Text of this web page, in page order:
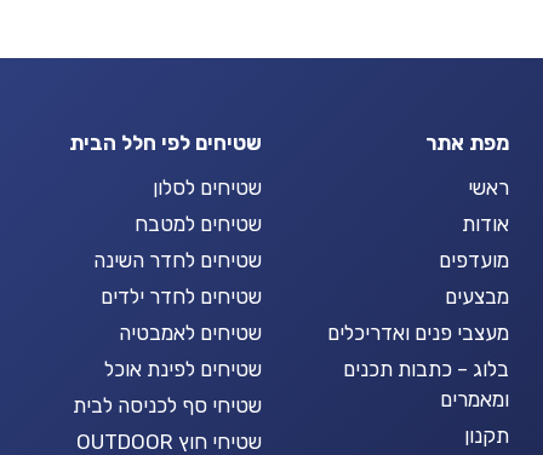
מפת אתר
ראשי
אודות
מועדפים
מבצעים
מעצבי פנים ואדריכלים
בלוג – כתבות תכנים
ומאמרים
תקנון
שטיחים לפי חלל הבית
שטיחים לסלון
שטיחים למטבח
שטיחים לחדר השינה
שטיחים לחדר ילדים
שטיחים לאמבטיה
שטיחים לפינת אוכל
שטיחי סף לכניסה לבית
שטיחי חוץ OUTDOOR